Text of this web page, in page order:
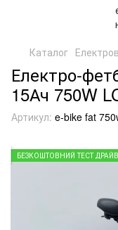
Каталог
Електро-
15Ач 750W
Артикул: e-bike fat
БЕЗКОШТОВНИЙ ТЕСТ ДРАЙВ